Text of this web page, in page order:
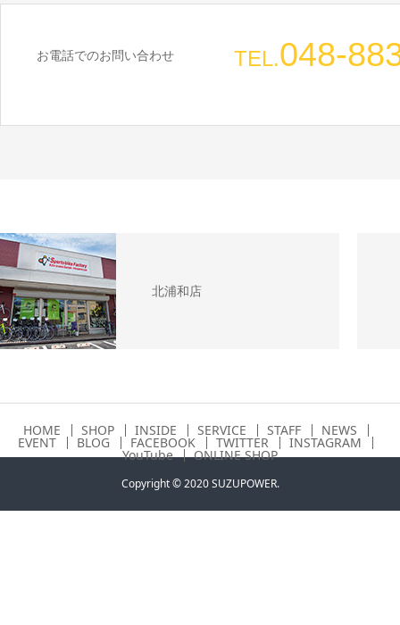
お電話でのお問い合わせ TEL.048-
北浦和店
HOME SHOP INSIDE SERVICE STAFF NEWS
EVENT BLOG FACEBOOK TWITTER INSTAGRAM
YouTube ONLINE SHOP
Copyright © 2020 SUZUPOWER.